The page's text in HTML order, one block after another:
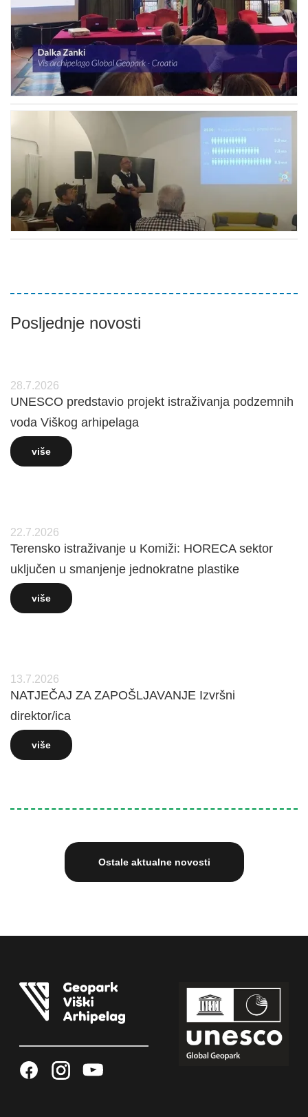
Posljednje novosti
28.7.2026
UNESCO predstavio projekt istraživanja podzemnih
voda Viškog arhipelaga
više
22.7.2026
Terensko istraživanje u Komiži: HORECA sektor
uključen u smanjenje jednokratne plastike
više
13.7.2026
NATJEČAJ ZA ZAPOŠLJAVANJE Izvršni
direktor/ica
više
Ostale aktualne novosti